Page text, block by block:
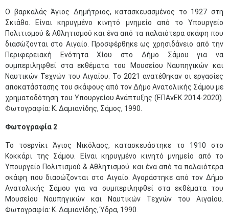
Ο βαρκαλάς Άγιος Δημήτριος, κατασκευασμένος το 1927 στη
Σκιάθο. Είναι κηρυγμένο κινητό μνημείο από το Υπουργείο
Πολιτισμού & Αθλητισμού και ένα από τα παλαιότερα σκάφη που
διασώζονται στο Αιγαίο. Προσφέρθηκε ως χρησιδάνειο από την
Περιφερειακή Ενότητα Χίου στο Δήμο Σάμου για να
συμπεριληφθεί στα εκθέματα του Μουσείου Ναυπηγικών και
Ναυτικών Τεχνών του Αιγαίου. Το 2021 ανατέθηκαν οι εργασίες
αποκατάστασης του σκάφους από τον Δήμο Ανατολικής Σάμου με
χρηματοδότηση του Υπουργείου Ανάπτυξης (ΕΠΑνΕΚ 2014-2020).
Φωτογραφία: Κ. Δαμιανίδης, Σάμος, 1990.
Φωτογραφία 2
Το τσερνίκι Άγιος Νικόλαος, κατασκευάστηκε το 1910 στο
Κοκκάρι της Σάμου. Είναι κηρυγμένο κινητό μνημείο από το
Υπουργείο Πολιτισμού & Αθλητισμού και ένα από τα παλαιότερα
σκάφη που διασώζονται στο Αιγαίο. Αγοράστηκε από τον Δήμο
Ανατολικής Σάμου για να συμπεριληφθεί στα εκθέματα του
Μουσείου Ναυπηγικών και Ναυτικών Τεχνών του Αιγαίου.
Φωτογραφία: Κ. Δαμιανίδης, Ύδρα, 1990.